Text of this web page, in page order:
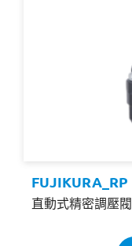
FUJIKURA_RP
直動式精密調壓閥